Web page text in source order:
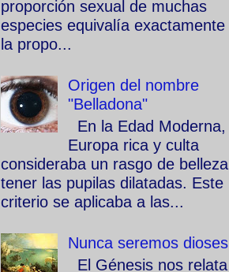
proporción sexual de muchas
especies equivalía exactamente
la propo...
Origen del nombre
"Belladona"
En la Edad Moderna,
Europa rica y culta
consideraba un rasgo de
tener las pupilas dilatadas. Este
criterio se aplicaba a las...
Nunca seremos dioses
El Génesis nos relata